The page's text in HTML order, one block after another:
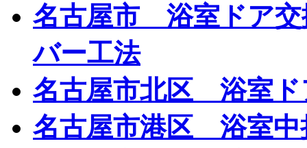
名古屋市 浴室ドア
バー工法
名古屋市北区 浴室ド
名古屋市港区 浴室